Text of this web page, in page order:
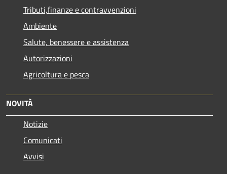
Tributi,finanze e contravvenzioni
Ambiente
Salute, benessere e assistenza
Autorizzazioni
Agricoltura e pesca
NOVITÀ
Notizie
Comunicati
Avvisi